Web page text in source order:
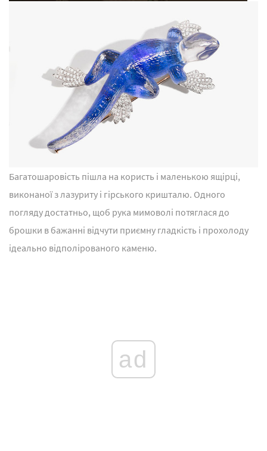
Багатошаровість пішла на користь і маленькою ящірці,
виконаної з лазуриту і гірського кришталю. Одного
погляду достатньо, щоб рука мимоволі потяглася до
брошки в бажанні відчути приємну гладкість і прохолоду
ідеально відполірованого каменю.
ad